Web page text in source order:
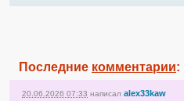
Последние комментарии:
20.06.2026 07:33 написал alex33kaw